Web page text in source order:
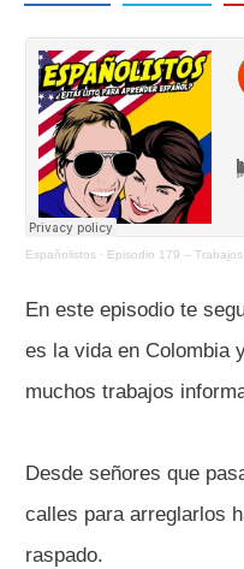
Españolistos · Episodio 179 –
En este episodio te
es la vida en Colombia
muchos trabajos
Desde señores que
calles para arreglarlos
raspado.